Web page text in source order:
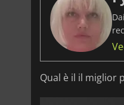
Qual è il il miglior